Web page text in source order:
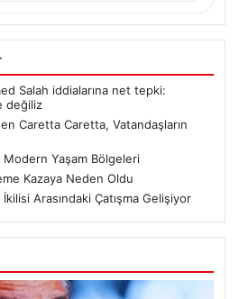
Salah iddialarına net tepki:
değiliz
Caretta Caretta, Vatandaşların
Modern Yaşam Bölgeleri
Kazaya Neden Oldu
Arasındaki Çatışma Gelişiyor